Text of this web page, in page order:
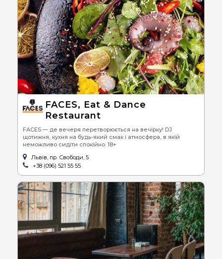
FACES, Eat & Dance
Restaurant
FACES — де вечеря перетворюється на вечірку! DJ
щотижня, кухня на будь-який смак і атмосфера, в якій
неможливо сидіти спокійно. 18+
Львів, пр. Свободи, 5
+38 (096) 521 55 55